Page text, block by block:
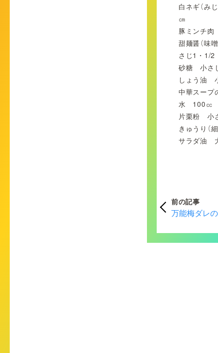
白ネギ（み
㎝
豚ミンチ
甜麺醤（味
さじ1・1/2
砂糖 小さ
しょう油
中華スー
水 100㏄
片栗粉 小
きゅうり（
サラダ油
前の記事
万能梅ダレ